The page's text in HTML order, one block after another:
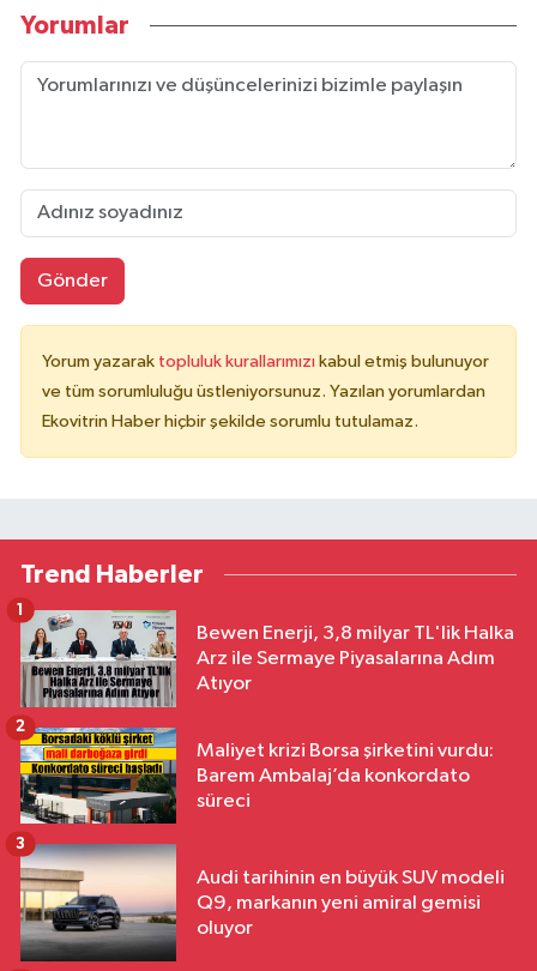
Yorumlar
Gönder
Yorum yazarak topluluk kurallarımızı kabul etmiş bulunuyor
ve tüm sorumluluğu üstleniyorsunuz. Yazılan yorumlardan
Ekovitrin Haber hiçbir şekilde sorumlu tutulamaz.
Trend Haberler
Bewen Enerji, 3,8 milyar TL'lik Halka
Arz ile Sermaye Piyasalarına Adım
Atıyor
1
Maliyet krizi Borsa şirketini vurdu:
Barem Ambalaj’da konkordato
süreci
2
Audi tarihinin en büyük SUV modeli
Q9, markanın yeni amiral gemisi
oluyor
3